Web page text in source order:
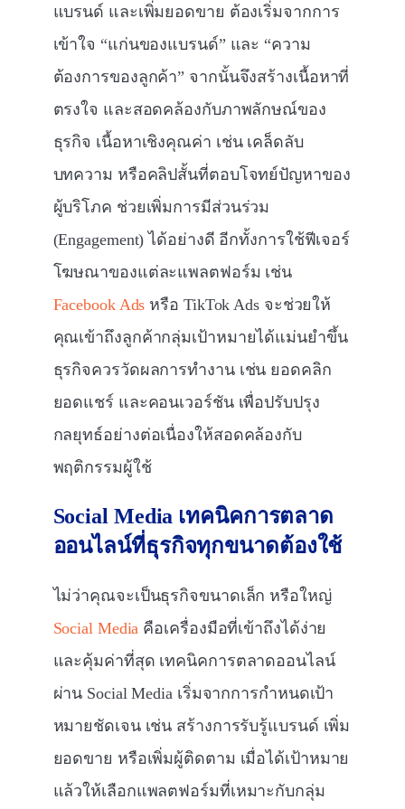
แบรนด์ และเพิ่มยอดขาย ต้องเริ่มจากการ
เข้าใจ “แก่นของแบรนด์” และ “ความ
ต้องการของลูกค้า” จากนั้นจึงสร้างเนื้อหาที่
ตรงใจ และสอดคล้องกับภาพลักษณ์ของ
ธุรกิจ เนื้อหาเชิงคุณค่า เช่น เคล็ดลับ
บทความ หรือคลิปสั้นที่ตอบโจทย์ปัญหาของ
ผู้บริโภค ช่วยเพิ่มการมีส่วนร่วม
(Engagement) ได้อย่างดี อีกทั้งการใช้ฟีเจอร์
โฆษณาของแต่ละแพลตฟอร์ม เช่น
Facebook Ads หรือ TikTok Ads จะช่วยให้
คุณเข้าถึงลูกค้ากลุ่มเป้าหมายได้แม่นยำขึ้น
ธุรกิจควรวัดผลการทำงาน เช่น ยอดคลิก
ยอดแชร์ และคอนเวอร์ชัน เพื่อปรับปรุง
กลยุทธ์อย่างต่อเนื่องให้สอดคล้องกับ
พฤติกรรมผู้ใช้
Social Media เทคนิคการตลาด
ออนไลน์ที่ธุรกิจทุกขนาดต้องใช้
ไม่ว่าคุณจะเป็นธุรกิจขนาดเล็ก หรือใหญ่
Social Media คือเครื่องมือที่เข้าถึงได้ง่าย
และคุ้มค่าที่สุด เทคนิคการตลาดออนไลน์
ผ่าน Social Media เริ่มจากการกำหนดเป้า
หมายชัดเจน เช่น สร้างการรับรู้แบรนด์ เพิ่ม
ยอดขาย หรือเพิ่มผู้ติดตาม เมื่อได้เป้าหมาย
แล้วให้เลือกแพลตฟอร์มที่เหมาะกับกลุ่ม